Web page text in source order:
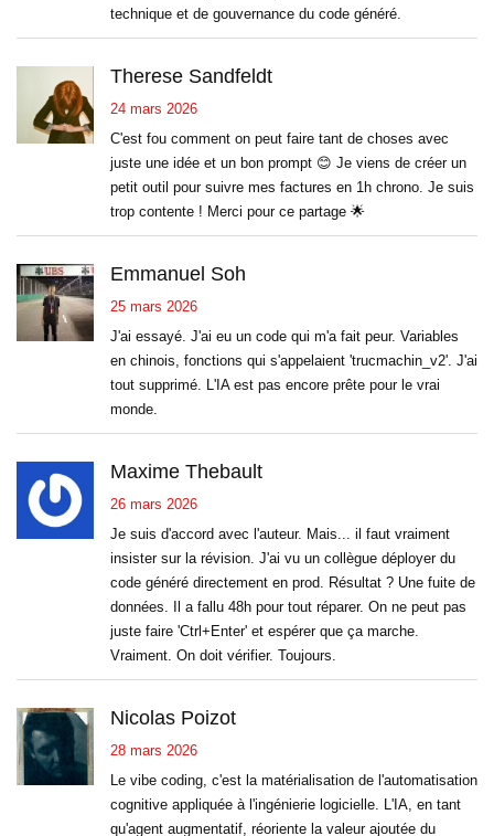
technique et de gouvernance du code généré.
Therese Sandfeldt
24 mars 2026
C'est fou comment on peut faire tant de choses avec
juste une idée et un bon prompt 😊 Je viens de créer un
petit outil pour suivre mes factures en 1h chrono. Je suis
trop contente ! Merci pour ce partage 🌟
Emmanuel Soh
25 mars 2026
J'ai essayé. J'ai eu un code qui m'a fait peur. Variables
en chinois, fonctions qui s'appelaient 'trucmachin_v2'. J'ai
tout supprimé. L'IA est pas encore prête pour le vrai
monde.
Maxime Thebault
26 mars 2026
Je suis d'accord avec l'auteur. Mais... il faut vraiment
insister sur la révision. J'ai vu un collègue déployer du
code généré directement en prod. Résultat ? Une fuite de
données. Il a fallu 48h pour tout réparer. On ne peut pas
juste faire 'Ctrl+Enter' et espérer que ça marche.
Vraiment. On doit vérifier. Toujours.
Nicolas Poizot
28 mars 2026
Le vibe coding, c'est la matérialisation de l'automatisation
cognitive appliquée à l'ingénierie logicielle. L'IA, en tant
qu'agent augmentatif, réoriente la valeur ajoutée du